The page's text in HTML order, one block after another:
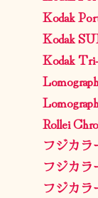
Kodak
Kodak
Kodak
Rollei
フジカ
フジカラ
フジカラ